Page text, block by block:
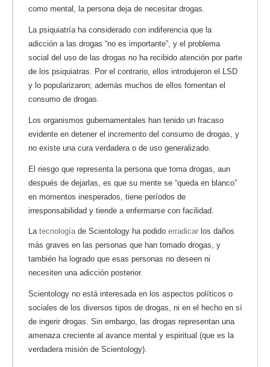
como mental, la persona deja de necesitar drogas.
La psiquiatría ha considerado con indiferencia que la
adicción a las drogas “no es importante”, y el problema
social del uso de las drogas no ha recibido atención por parte
de los psiquiatras. Por el contrario, ellos introdujeron el LSD
y lo popularizaron; además muchos de ellos fomentan el
consumo de drogas.
Los organismos gubernamentales han tenido un fracaso
evidente en detener el incremento del consumo de drogas, y
no existe una cura verdadera o de uso generalizado.
El riesgo que representa la persona que toma drogas, aun
después de dejarlas, es que su mente se “queda en blanco”
en momentos inesperados, tiene períodos de
irresponsabilidad y tiende a enfermarse con facilidad.
La tecnologíade Scientology ha podido erradicar los daños
más graves en las personas que han tomado drogas, y
también ha logrado que esas personas no deseen ni
necesiten una adicción posterior.
Scientology no está interesada en los aspectos políticos o
sociales de los diversos tipos de drogas, ni en el hecho en sí
de ingerir drogas. Sin embargo, las drogas representan una
amenaza creciente al avance mental y espiritual (que es la
verdadera misión de Scientology).